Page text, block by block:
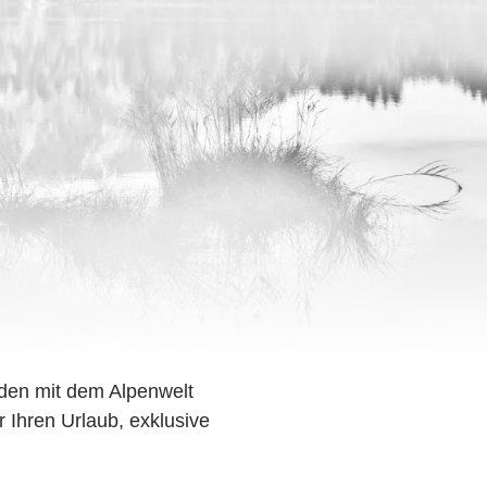
mit dem Alpenwelt
Ihren Urlaub, exklusive